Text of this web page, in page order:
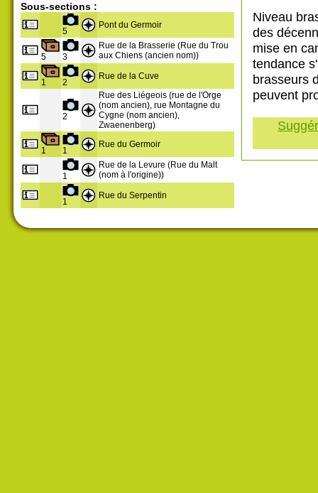
Sous-sections :
5
Pont du Germoir
5 3
Rue de la Brasserie (Rue du Trou
aux Chiens (ancien nom))
1 2
Rue de la Cuve
2
Rue des Liégeois (rue de l'Orge
(nom ancien), rue Montagne du
Cygne (nom ancien),
Zwaenenberg)
1 1
Rue du Germoir
1
Rue de la Levure (Rue du Malt
(nom à l'origine))
1
Rue du Serpentin
Niveau
des
mise en
tendance
brasseurs
peuvent